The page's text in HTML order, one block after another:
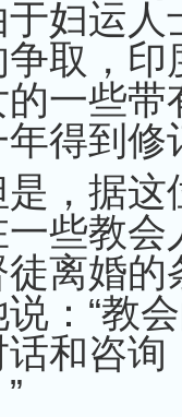
妇运
争取，
的一些
得到修
据这
些教
离婚的
：“教
话和咨